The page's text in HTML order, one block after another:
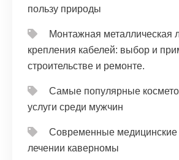
пользу природы
Монтажная металлическая
крепления кабелей: выбор и
строительстве и ремонте.
Самые популярные
услуги среди мужчин
Современные медицинские
лечении каверномы